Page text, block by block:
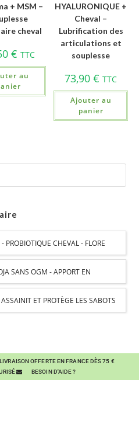
+ MSM –
cheval
€ TTC
au
HYALURONIQUE +
Cheval –
Lubrification des
articulations et
souplesse
73,90€ TTC
Ajouter au
panier
PROBIOTIQUE CHEVAL - FLORE
SANS OGM - APPORT EN
ÉNERGÉTIQUE POUR CHEVAUX
ET PROTÈGE LES SABOTS
LIVRAISON OFFERTE EN FRANCE DÈS 75 €
BESOIN D'AIDE ?